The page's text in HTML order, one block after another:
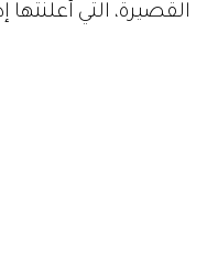
القصيرة، التي أعلنتها